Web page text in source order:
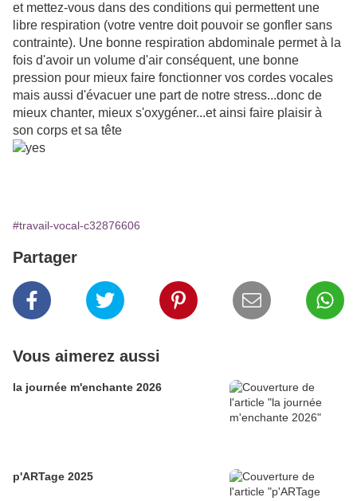
et mettez-vous dans des conditions qui permettent une
libre respiration (votre ventre doit pouvoir se gonfler sans
contrainte). Une bonne respiration abdominale permet à la
fois d'avoir un volume d'air conséquent, une bonne
pression pour mieux faire fonctionner vos cordes vocales
mais aussi d'évacuer une part de notre stress...donc de
mieux chanter, mieux s'oxygéner...et ainsi faire plaisir à
son corps et sa tête
#travail-vocal-c32876606
Partager
Vous aimerez aussi
la journée m'enchante 2026
p'ARTage 2025